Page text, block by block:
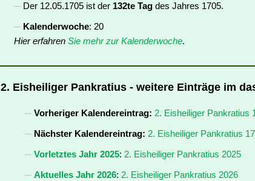
Der 12.05.1705 ist der 132te Tag des Jahres 1705.
Kalenderwoche: 20
Hier erfahren Sie mehr zur Kalenderwoche.
2. Eisheiliger Pankratius - weitere Einträge im
Vorheriger Kalendereintrag: 2. Eisheiliger Pankratius
Nächster Kalendereintrag: 2. Eisheiliger Pankratius
Vorletztes Jahr 2025: 2. Eisheiliger Pankratius 2025
Aktuelles Jahr 2026: 2. Eisheiliger Pankratius 2026